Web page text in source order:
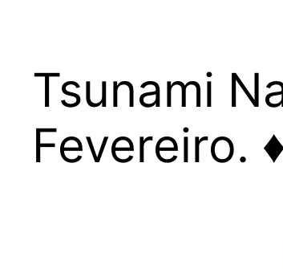
Tsunami
Fevereiro.